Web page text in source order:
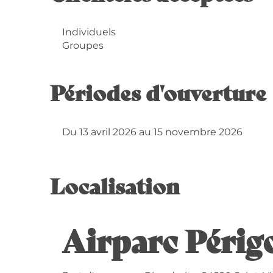
Individuels
Groupes
Périodes d'ouverture
Du 13 avril 2026 au 15 novembre 2026
Localisation
Airparc